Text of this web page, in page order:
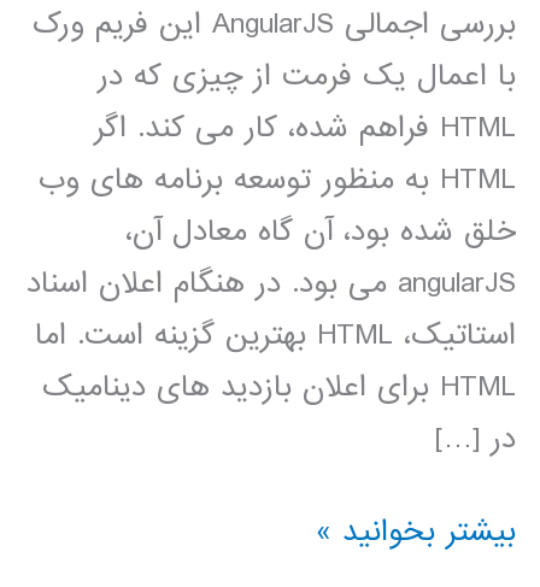
بررسی اجمالی AngularJS این فریم ورک
با اعمال یک فرمت از چیزی که در
HTML فراهم شده، کار می کند. اگر
HTML به منظور توسعه برنامه های وب
خلق شده بود، آن گاه معادل آن،
angularJS می بود. در هنگام اعلان اسناد
استاتیک، HTML بهترین گزینه است. اما
HTML برای اعلان بازدید های دینامیک
در […]
آموزش
بیشتر بخوانید »